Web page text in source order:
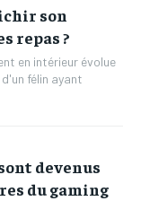
son
repas ?
en intérieur évolue
félin ayant
devenus
du gaming